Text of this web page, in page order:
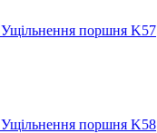
Ущільнення поршня K57
Ущільнення поршня K58